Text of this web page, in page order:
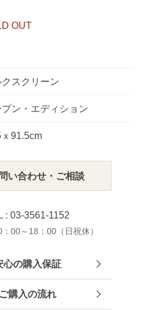
OUT
クスクリーン
プン・エディション
91.5cm
い合わせ・ご相談
: 03-3561-1152
00～18：00（日祝休）
心の購入保証
ご購入の流れ